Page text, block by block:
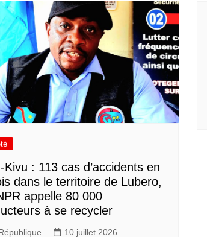
Kivu : 113 cas d’accidents en
dans le territoire de Lubero,
appelle 80 000
à se recycler
10 juillet 2026